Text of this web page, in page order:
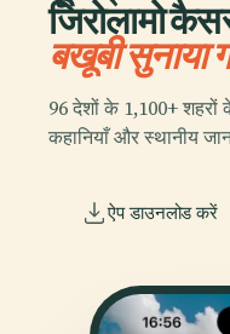
जिरोलामो
बखूबी सुनाया
96 देशों के 1,100+ शहरों
कहानियाँ और स्थानीय
ऐप डाउनलोड करें